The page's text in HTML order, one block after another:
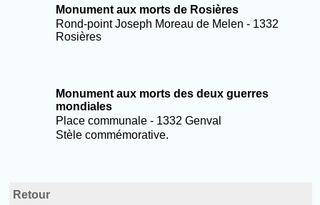
Monument aux morts de Rosières
Rond-point Joseph Moreau de Melen - 1332
Rosières
Monument aux morts des deux guerres
mondiales
Place communale - 1332 Genval
Stèle commémorative.
Retour